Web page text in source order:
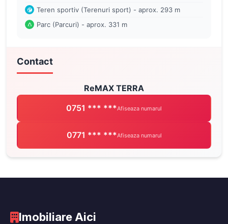
Teren sportiv (Terenuri sport) - aprox. 293 m
Parc (Parcuri) - aprox. 331 m
Contact
ReMAX TERRA
0751 *** ***Afiseaza numarul
0771 *** ***Afiseaza numarul
Imobiliare Aici